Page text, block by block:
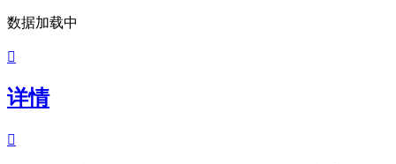
数据加载中

详情
